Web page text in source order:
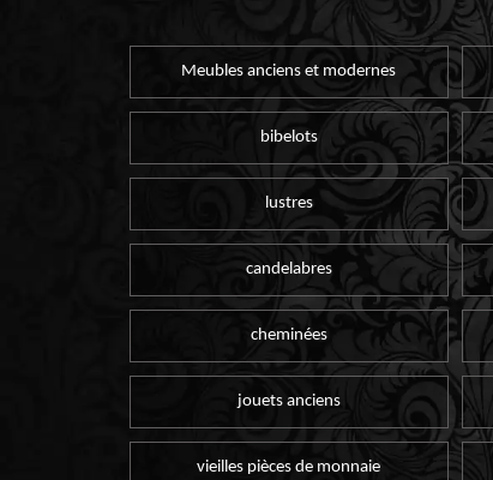
Meubles anciens et modernes
bibelots
lustres
candelabres
cheminées
jouets anciens
vieilles pièces de monnaie